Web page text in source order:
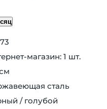
магазин: 1 шт.
сталь
/ голубой